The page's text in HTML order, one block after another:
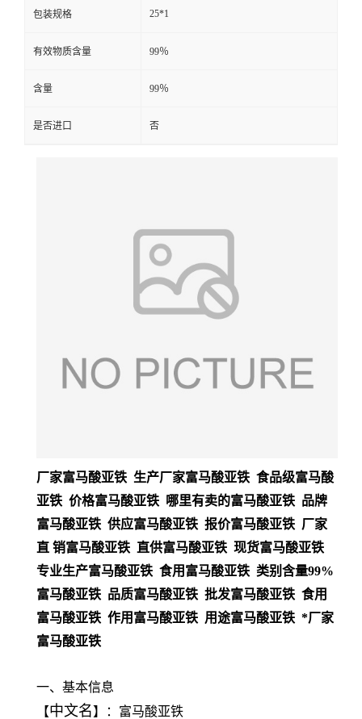
包装规格 25*1
有效物质含量 99％
含量 99％
是否进口 否
厂家富马酸亚铁 生产厂家富马酸亚铁 食品级富马酸
亚铁 价格富马酸亚铁 哪里有卖的富马酸亚铁 品牌
富马酸亚铁 供应富马酸亚铁 报价富马酸亚铁 厂家
直 销富马酸亚铁 直供富马酸亚铁 现货富马酸亚铁
专业生产富马酸亚铁 食用富马酸亚铁 类别含量99%
富马酸亚铁 品质富马酸亚铁 批发富马酸亚铁 食用
富马酸亚铁 作用富马酸亚铁 用途富马酸亚铁 *厂家
富马酸亚铁
一、基本信息
【中文名】：富马酸亚铁